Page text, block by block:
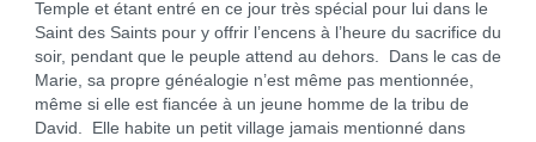
Temple et étant entré en ce jour très spécial pour lui dans le
Saint des Saints pour y offrir l’encens à l’heure du sacrifice du
soir, pendant que le peuple attend au dehors. Dans le cas de
Marie, sa propre généalogie n’est même pas mentionnée,
même si elle est fiancée à un jeune homme de la tribu de
David. Elle habite un petit village jamais mentionné dans